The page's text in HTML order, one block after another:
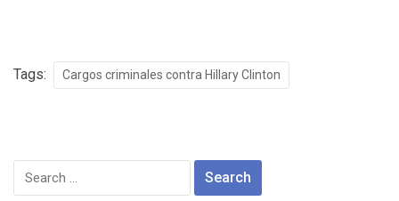
Tags: Cargos criminales contra Hillary Clinton
Search
for: